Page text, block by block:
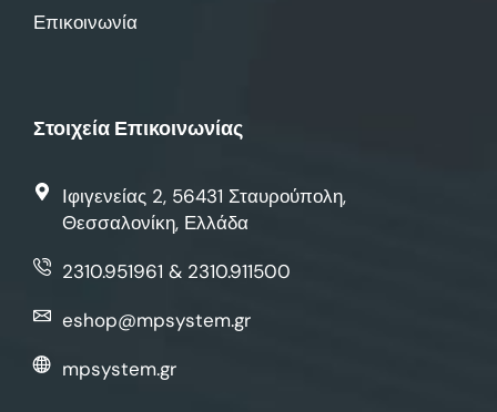
Επικοινωνία
Στοιχεία Επικοινωνίας
Ιφιγενείας 2, 56431 Σταυρούπολη,
Θεσσαλονίκη, Ελλάδα
2310.951961 & 2310.911500
eshop@mpsystem.gr
mpsystem.gr